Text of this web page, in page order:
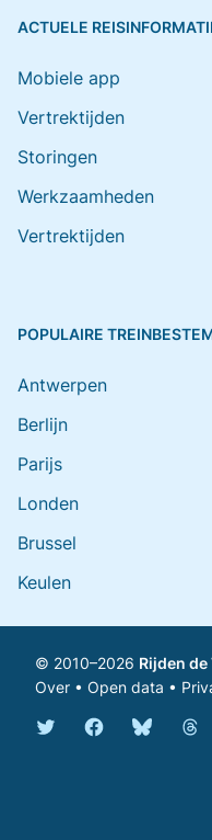
ACTUELE
Mobiele app
Vertrektijden
Storingen
Werkzaamheden
Vertrektijden
POPULAIRE
Antwerpen
Berlijn
Parijs
Londen
Brussel
Keulen
© 2010–2026 Rijden de
Over • Open data •